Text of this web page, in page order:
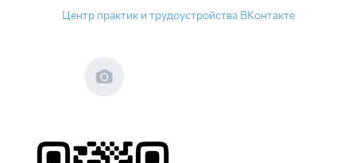
Центр практик и трудоустройства ВКонтакте